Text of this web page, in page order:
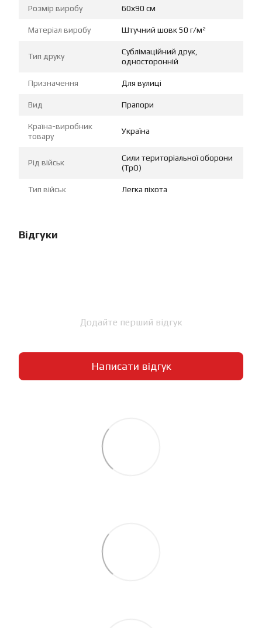
Розмір виробу 60х90 см
Матеріал виробу Штучний шовк 50 г/м²
Тип друку
Сублімаційний друк,
односторонній
Призначення Для вулиці
Вид Прапори
Країна-виробник
товару
Україна
Рід військ
Сили територіальної оборони
(ТрО)
Тип військ Легка піхота
Відгуки
Додайте перший відгук
Написати відгук